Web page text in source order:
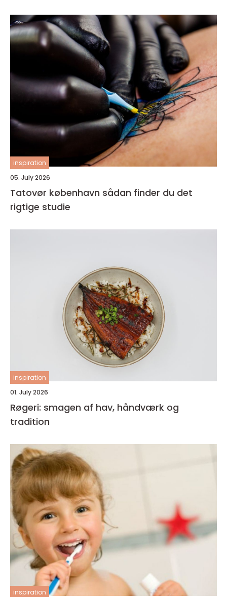
inspiration
05. July 2026
Tatovør københavn sådan finder du det
rigtige studie
inspiration
01. July 2026
Røgeri: smagen af hav, håndværk og
tradition
inspiration